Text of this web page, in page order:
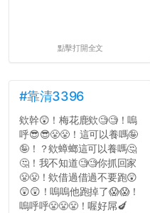
點擊打開全文
#靠清3396
欸幹😲！梅花鹿欸🧐🧐！嗚
呼😎😎😤😤！這可以養嗎🤪
🤪！？欸蟑螂這可以養嗎🤔
🤔！我不知道🧐🧐你抓回家
😤😤！欸借過借過不要跑😲
😲😲！嗚嗚他跑掉了😱😱！
嗚呼呼😤😤😤！喔好屌🍆